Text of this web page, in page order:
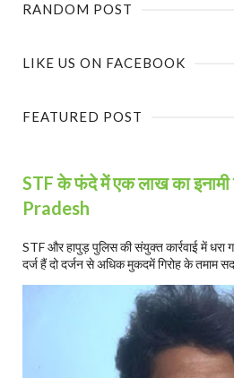
RANDOM POST
LIKE US ON FACEBOOK
FEATURED POST
STF के फंदे में एक लाख का
Pradesh
STF और हापुड़ पुलिस की संयुक्त कार्रवाई में
दर्ज हैं दो दर्जन से अधिक मुकदमें गिरोह के तमाम